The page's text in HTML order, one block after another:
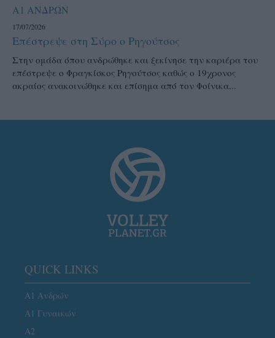
Α1 ΑΝΔΡΩΝ
17/07/2026
Επέστρεψε στη Σύρο ο Ρηγούτσος
Στην ομάδα όπου ανδρώθηκε και ξεκίνησε την καριέρα του
επέστρεψε ο Φραγκίσκος Ρηγούτσος καθώς ο 19χρονος
ακραίος ανακοινώθηκε και επίσημα από τον Φοίνικα...
QUICK LINKS
Α1 Ανδρών
Α1 Γυναικών
A2